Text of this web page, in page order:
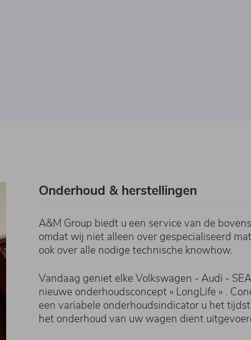
Onderhoud & herstellingen
A&M Group biedt u een service van de
omdat wij niet alleen over gespecialiseerd
ook over alle nodige technische knowhow.
Vandaag geniet elke Volkswagen - Audi -
nieuwe onderhoudsconcept « LongLife » .
een variabele onderhoudsindicator u het
het onderhoud van uw wagen dient